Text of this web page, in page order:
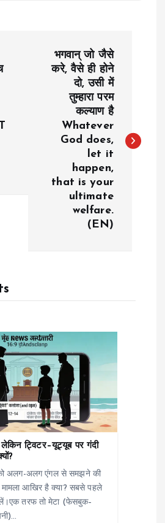
भगवान् जो जैसे
करे, वैसे ही होने
दो, उसी में
तुम्हारा परम
कल्याण है
Whatever
God does,
let it
happen,
that is your
ultimate
welfare.
(EN)
लेकिन ट्विटर–यूट्यूब पर गंदी
को अलग-अलग एंगल से समझने की
मामला आखिर है क्या? सबसे पहले
तरफ तो मेटा (फेसबुक–